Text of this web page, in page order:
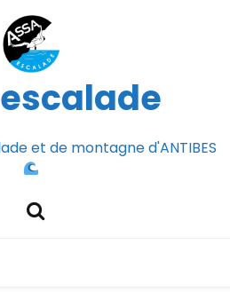
et de montagne d'ANTIBES